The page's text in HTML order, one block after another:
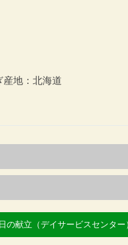
地：北海道
の献立（デイサービスセンター